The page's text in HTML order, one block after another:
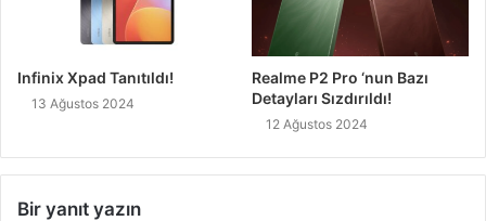
Infinix Xpad Tanıtıldı!
13 Ağustos 2024
Realme P2 Pro ‘nun Bazı
Detayları Sızdırıldı!
12 Ağustos 2024
Bir yanıt yazın